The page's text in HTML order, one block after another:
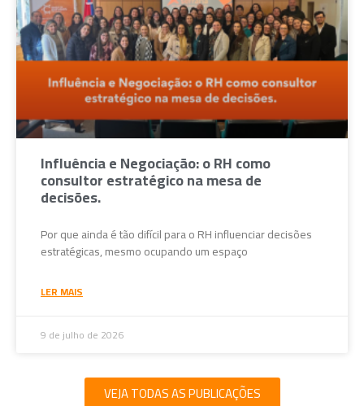
Influência e Negociação: o RH como
consultor estratégico na mesa de
decisões.
Por que ainda é tão difícil para o RH influenciar decisões
estratégicas, mesmo ocupando um espaço
LER MAIS
9 de julho de 2026
VEJA TODAS AS PUBLICAÇÕES